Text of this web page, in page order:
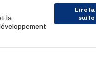
Lire la
suite
la